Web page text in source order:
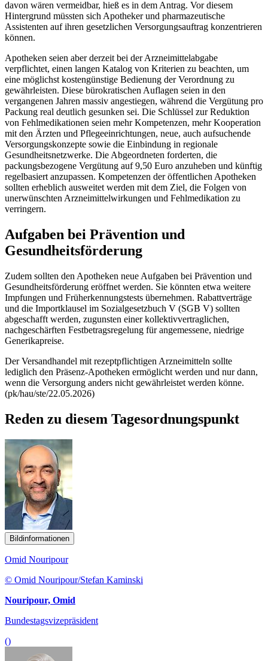
davon wären vermeidbar, hieß es in dem Antrag. Vor diesem
Hintergrund müssten sich Apotheker und pharmazeutische
Assistenten auf ihren gesetzlichen Versorgungsauftrag konzentrieren
können.
Apotheken seien aber derzeit bei der Arzneimittelabgabe
verpflichtet, einen langen Katalog von Kriterien zu beachten, um
eine möglichst kostengünstige Bedienung der Verordnung zu
gewährleisten. Diese bürokratischen Auflagen seien in den
vergangenen Jahren massiv angestiegen, während die Vergütung pro
Packung real deutlich gesunken sei. Die Schlüssel zur Reduktion
von Fehlmedikationen seien mehr Kompetenzen, mehr Kooperation
mit den Ärzten und Pflegeeinrichtungen, neue, auch aufsuchende
Versorgungskonzepte sowie die Einbindung in regionale
Gesundheitsnetzwerke. Die Abgeordneten forderten, die
packungsbezogene Vergütung auf 9,50 Euro anzuheben und künftig
regelbasiert anzupassen. Kompetenzen der öffentlichen Apotheken
sollten erheblich ausweitet werden mit dem Ziel, die Folgen von
unerwünschten Arzneimittelwirkungen und Fehlmedikation zu
verringern.
Aufgaben bei Prävention und
Gesundheitsförderung
Zudem sollten den Apotheken neue Aufgaben bei Prävention und
Gesundheitsförderung eröffnet werden. Sie könnten etwa weitere
Impfungen und Früherkennungstests übernehmen. Rabattverträge
und die Importklausel im Sozialgesetzbuch V (SGB V) sollten
abgeschafft werden, zugunsten einer kollektivvertraglichen,
nachgeschärften Festbetragsregelung für angemessene, niedrige
Generikapreise.
Der Versandhandel mit rezeptpflichtigen Arzneimitteln sollte
lediglich den Präsenz-Apotheken ermöglicht werden und nur dann,
wenn die Versorgung anders nicht gewährleistet werden könne.
(pk/hau/ste/22.05.2026)
Reden zu diesem Tagesordnungspunkt
Bildinformationen
Omid Nouripour
© Omid Nouripour/Stefan Kaminski
Nouripour, Omid
Bundestagsvizepräsident
()